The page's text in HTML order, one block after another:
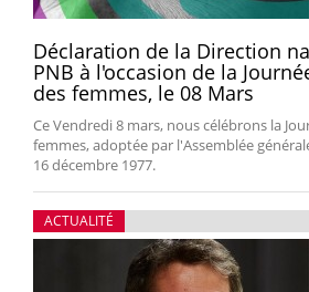
Déclaration de la Direction
PNB à l'occasion de la
des femmes, le 08 Mars
Ce Vendredi 8 mars, nous célébrons la
femmes, adoptée par l'Assemblée
16 décembre 1977.
ACTUALITÉ